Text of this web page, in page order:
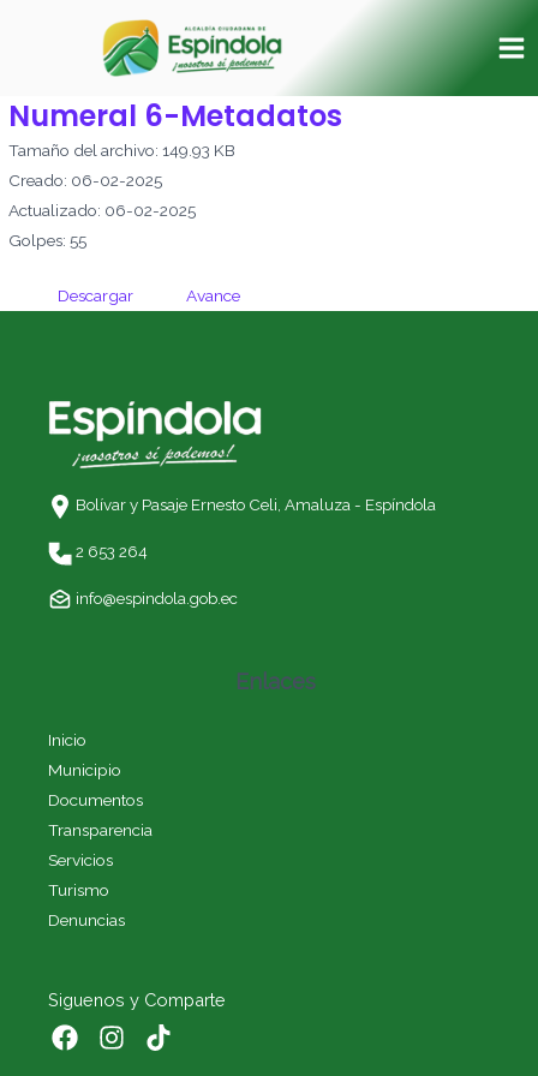
Numeral 6-Metadatos
Tamaño del archivo: 149.93 KB
Creado: 06-02-2025
Actualizado: 06-02-2025
Golpes: 55
Descargar Avance
Bolívar y Pasaje Ernesto Celi, Amaluza - Espíndola
2 653 264
info@espindola.gob.ec
Enlaces
Inicio
Municipio
Documentos
Transparencia
Servicios
Turismo
Denuncias
Siguenos y Comparte